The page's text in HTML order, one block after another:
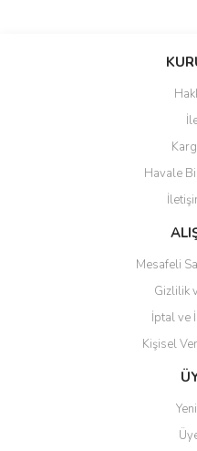
Bu ürüne ilk
Ürün resmi kalitesiz, bozuk
Ürün açıklamasında eksik
Ürün bilgilerinde hatalar
Ürün fiyatı diğer sitelerden
Bu ürüne benzer farklı
Havale
Mesafeli
Gizlilik
İptal ve
Kişisel